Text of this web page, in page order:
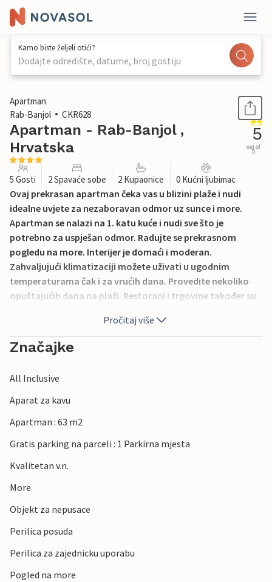
Kamo biste željeli otići?
Dodajte odredište, datume, broj gostiju
1 / 29
Apartman
Rab-Banjol
CKR628
Apartman - Rab-Banjol ,
Hrvatska
5
out of
5
5 Gosti 2 Spavaće sobe 2 Kupaonice 0 Kućni ljubimac
Ovaj prekrasan apartman čeka vas u blizini plaže i nudi
idealne uvjete za nezaboravan odmor uz sunce i more.
Apartman se nalazi na 1. katu kuće i nudi sve što je
potrebno za uspješan odmor. Radujte se prekrasnom
pogledu na more. Interijer je domaći i moderan.
Zahvaljujući klimatizaciji možete uživati u ugodnim
temperaturama čak i za vrućih dana. Provedite nekoliko
opuštajućih dana na plaži. Restorani i trgovine također su
mirnom dijelu bez prometne buke, jer do kuće vodi uska
ulica. U blizini možete igrati tenis i golf te iznajmiti bicikle.
Veselite se prekrasnom odmoru uz more!
Pročitaj više
Značajke
All Inclusive
Aparat za kavu
Apartman : 63 m2
Gratis parking na parceli : 1 Parkirna mjesta
Kvalitetan v.n.
More
Objekt za nepusace
Perilica posuda
Perilica za zajednicku uporabu
Pogled na more